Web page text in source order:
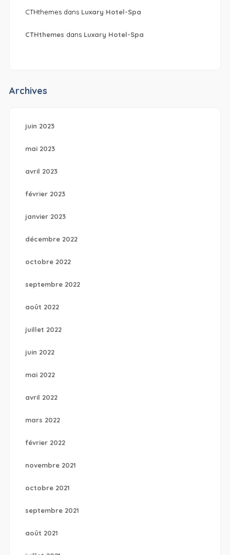
CTHthemesdans Luxary Hotel-Spa
CTHthemes dans Luxary Hotel-Spa
Archives
juin 2023
mai 2023
avril 2023
février 2023
janvier 2023
décembre 2022
octobre 2022
septembre 2022
août 2022
juillet 2022
juin 2022
mai 2022
avril 2022
mars 2022
février 2022
novembre 2021
octobre 2021
septembre 2021
août 2021